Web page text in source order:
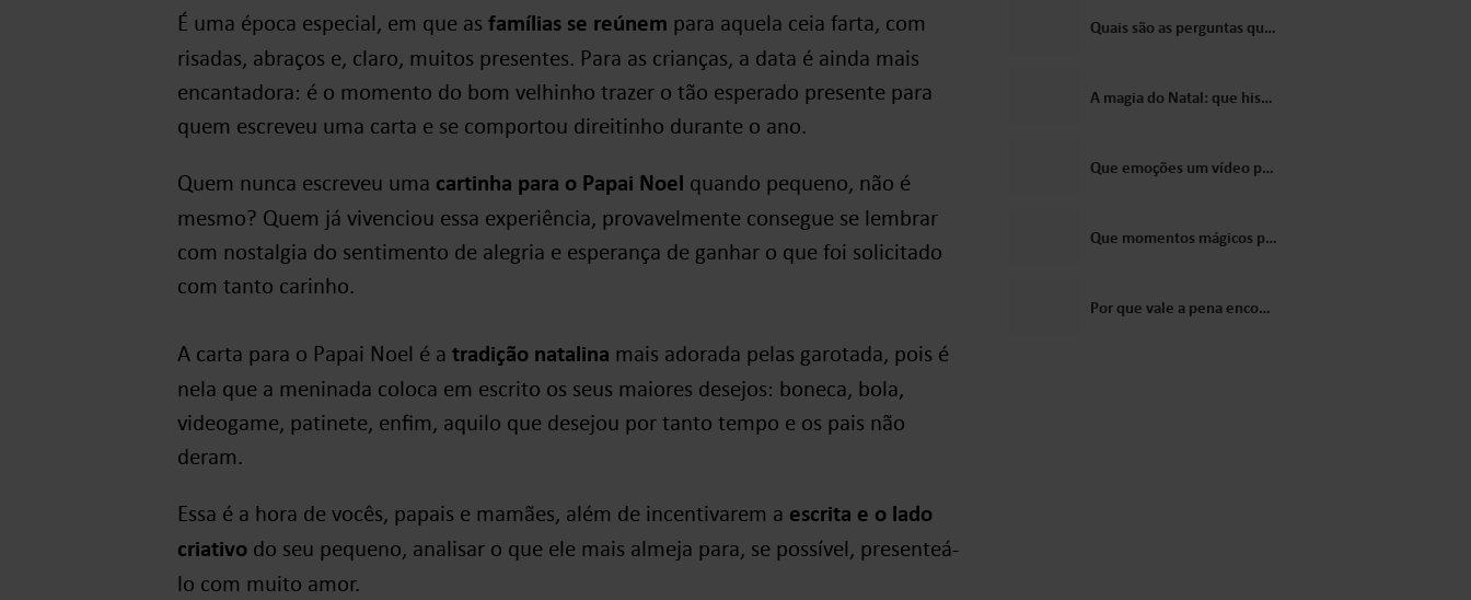
É uma época especial, em que as famílias se reúnem para aquela ceia farta, com
risadas, abraços e, claro, muitos presentes. Para as crianças, a data é ainda mais
encantadora: é o momento do bom velhinho trazer o tão esperado presente para
quem escreveu uma carta e se comportou direitinho durante o ano.
Quem nunca escreveu uma cartinha para o Papai Noel quando pequeno, não é
mesmo? Quem já vivenciou essa experiência, provavelmente consegue se lembrar
com nostalgia do sentimento de alegria e esperança de ganhar o que foi solicitado
com tanto carinho.
A carta para o Papai Noel é a tradição natalina mais adorada pelas garotada, pois é
nela que a meninada coloca em escrito os seus maiores desejos: boneca, bola,
videogame, patinete, enfim, aquilo que desejou por tanto tempo e os pais não
deram.
Essa é a hora de vocês, papais e mamães, além de incentivarem a escrita e o lado
criativo do seu pequeno, analisar o que ele mais almeja para, se possível, presenteá-
lo com muito amor.
Quais são as perguntas que as crianças mais costumam fazer ao Papai Noel?
A magia do Natal: que histórias vale a pena contar às crianças sobre o Papai Noel?
Que emoções um vídeo personalizado do Papai Noel desperta nas crianças?
Que momentos mágicos podem ser criados com uma carta do Papai Noel?
Por que vale a pena encomendar um vídeo do Papai Noel como presente para uma criança?